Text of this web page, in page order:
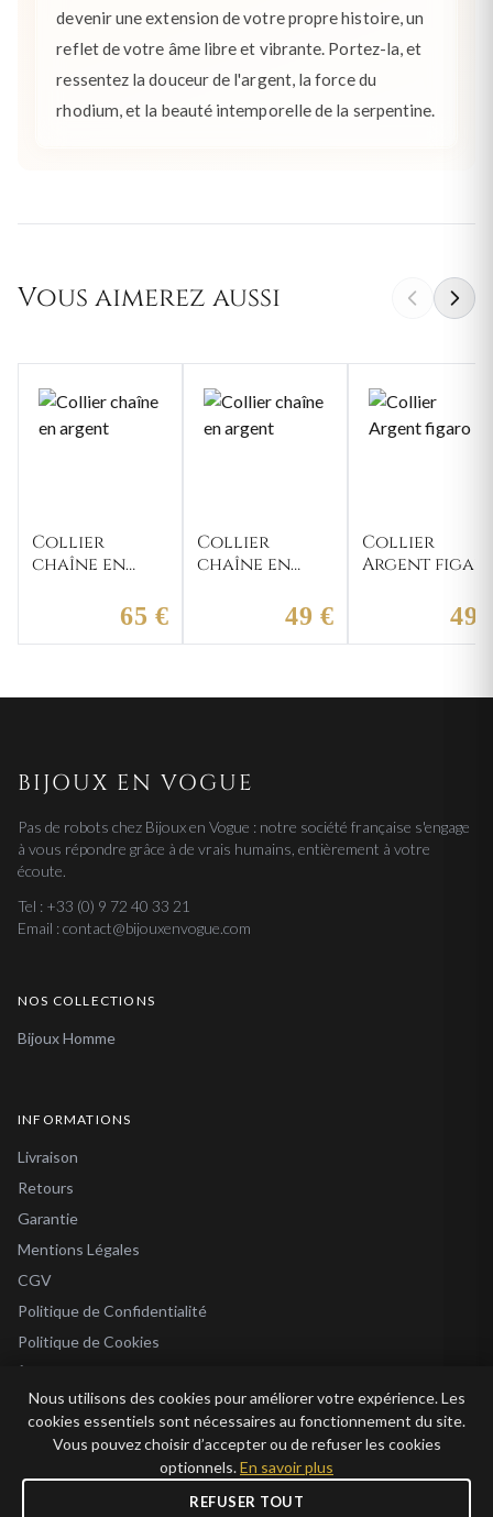
devenir une extension de votre propre histoire, un
reflet de votre âme libre et vibrante. Portez-la, et
ressentez la douceur de l'argent, la force du
rhodium, et la beauté intemporelle de la serpentine.
Vous aimerez aussi
Collier
chaîne en
65 €
Collier
chaîne en
49 €
Collier
Argent
49
BIJOUX EN VOGUE
Pas de robots chez Bijoux en Vogue : notre société française s'engage
à vous répondre grâce à de vrais humains, entièrement à votre
écoute.
Tel : +33 (0) 9 72 40 33 21
Email : contact@bijouxenvogue.com
NOS COLLECTIONS
Bijoux Homme
INFORMATIONS
Livraison
Retours
Garantie
Mentions Légales
CGV
Politique de Confidentialité
Politique de Cookies
À Propos
Blog
Nous utilisons des cookies pour améliorer votre expérience. Les
cookies essentiels sont nécessaires au fonctionnement du site.
Vous pouvez choisir d’accepter ou de refuser les cookies
optionnels.En savoir plus
REFUSER TOUT